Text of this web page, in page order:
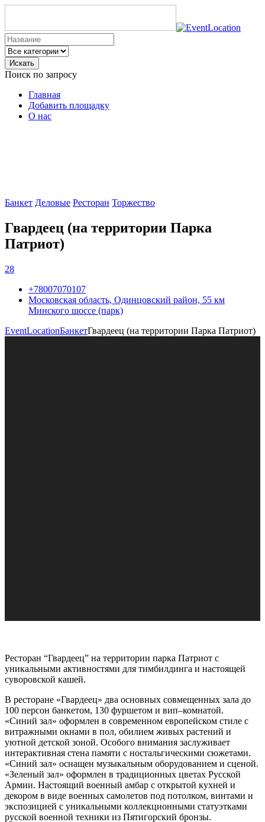
Искать
Поиск по запросу
Главная
Добавить площадку
О нас
Банкет Деловые Ресторан Торжество
Гвардеец (на территории Парка
Патриот)
28
+78007070107
Московская область, Одинцовский район, 55 км
Минского шоссе (парк)
EventLocationБанкетГвардеец (на территории Парка Патриот)
Ресторан “Гвардеец” на территории парка Патриот с
уникальными активностями для тимбилдинга и настоящей
суворовской кашей.
В ресторане «Гвардеец» два основных совмещенных зала до
100 персон банкетом, 130 фуршетом и вип–комнатой.
«Синий зал» оформлен в современном европейском стиле с
витражными окнами в пол, обилием живых растений и
уютной детской зоной. Особого внимания заслуживает
интерактивная стена памяти с ностальгическими сюжетами.
«Синий зал» оснащен музыкальным оборудованием и сценой.
«Зеленый зал» оформлен в традиционных цветах Русской
Армии. Настоящий военный амбар с открытой кухней и
декором в виде военных самолетов под потолком, винтами и
экспозицией с уникальными коллекционными статуэтками
русской военной техники из Пятигорский бронзы.